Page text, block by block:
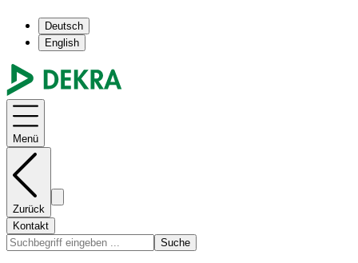
Deutsch
English
Menü
Zurück
Kontakt
Suche